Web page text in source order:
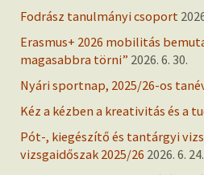
Fodrász tanulmányi csoport
Erasmus+ 2026 mobilitás
magasabbra törni” 2026. 6. 30.
Nyári sportnap, 2025/26-os
Kéz a kézben a kreativitás és a
Pót-, kiegészítő és tantárgyi
vizsgaidőszak 2025/26 2026. 6. 24.